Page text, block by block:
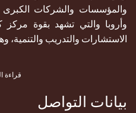
والمؤسسات والشركات
وأروبا والتي تشهد بقوة مركز
الاستشارات والتدريب والتنمية،
قراءة
بيانات التواصل